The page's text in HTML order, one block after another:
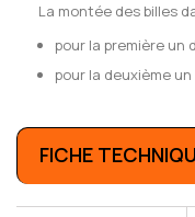
La montée des billes
pour la première un
pour la deuxième
FICHE